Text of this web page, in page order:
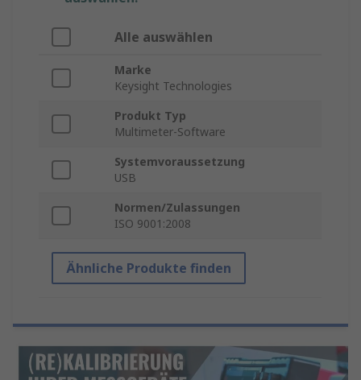
Alle auswählen
Marke
Keysight Technologies
Produkt Typ
Multimeter-Software
Systemvoraussetzung
USB
Normen/Zulassungen
ISO 9001:2008
Ähnliche Produkte finden